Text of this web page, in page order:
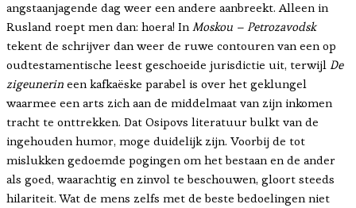
angstaanjagende dag weer een andere aanbreekt. Alleen in
Rusland roept men dan: hoera! In Moskou – Petrozavodsk
tekent de schrijver dan weer de ruwe contouren van een op
oudtestamentische leest geschoeide jurisdictie uit, terwijl De
zigeunerin een kafkaëske parabel is over het geklungel
waarmee een arts zich aan de middelmaat van zijn inkomen
tracht te onttrekken. Dat Osipovs literatuur bulkt van de
ingehouden humor, moge duidelijk zijn. Voorbij de tot
mislukken gedoemde pogingen om het bestaan en de ander
als goed, waarachtig en zinvol te beschouwen, gloort steeds
hilariteit. Wat de mens zelfs met de beste bedoelingen niet